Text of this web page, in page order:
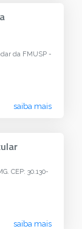
da FMUSP -
saiba mais
CEP: 30.130-
saiba mais